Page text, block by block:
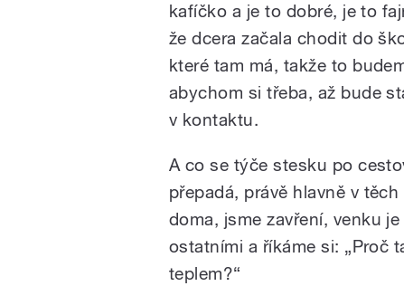
kafíčko a je to dobré, je to
že dcera začala chodit do
které tam má, takže to
abychom si třeba, až bude
v kontaktu.
A co se týče stesku po
přepadá, právě hlavně v
doma, jsme zavření, venku
ostatními a říkáme si: „Proč
teplem?“